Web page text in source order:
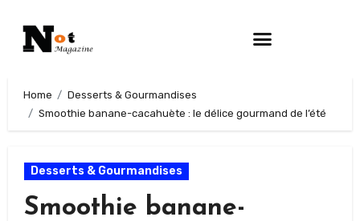
Home
Desserts & Gourmandises
Smoothie banane-cacahuète : le délice gourmand de l’été
Desserts & Gourmandises
Smoothie banane-